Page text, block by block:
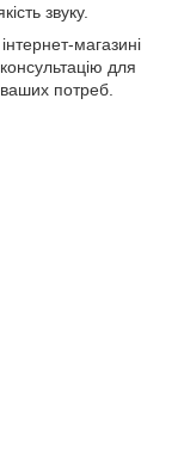
звуку.
магазині
для
потреб.